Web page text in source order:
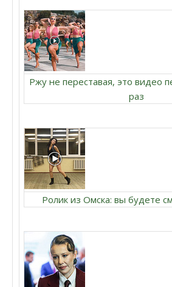
Ржу не переставая, это видео
раз
Ролик из Омска: вы будете